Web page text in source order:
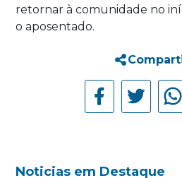
retornar à comunidade no
o aposentado.
Noticias em Destaque